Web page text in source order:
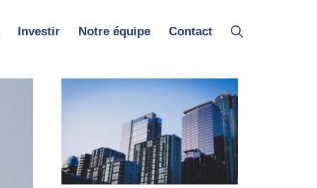
Investir Notre équipe Contact